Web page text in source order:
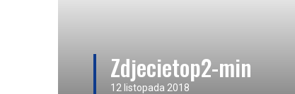
Zdjecietop2-min
12 listopada 2018